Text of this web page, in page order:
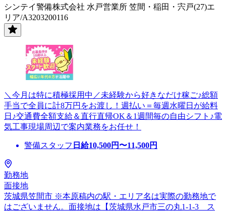
シンテイ警備株式会社 水戸営業所 笠間・稲田・宍戸(27)エ
リア/A3203200116
＼今月は特に積極採用中／未経験から好きなだけ稼ご♪総額
手当で全員に計8万円をお渡し！週払い＝毎週水曜日が給料
日♪交通費全額支給＆直行直帰OK＆1週間毎の自由シフト♪電
気工事現場周辺で案内業務をお任せ！
警備スタッフ 日給10,500円〜11,500円
勤務地
面接地
茨城県笠間市 ※本原稿内の駅・エリア名は実際の勤務地で
はございません。面接地は【茨城県水戸市三の丸1-1-3 ス